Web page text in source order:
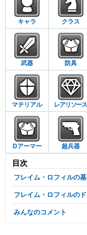
キャラ クラス
武器 防具
マテリアル レアリソース
Dアーマー 超兵器
目次
フレイム・ロフィルの
フレイム・ロフィルの
みんなのコメント